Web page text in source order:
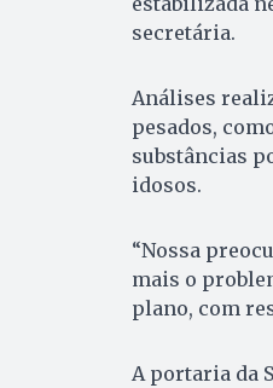
secretária.
Análises
pesados,
substâncias
idosos.
“Nossa
mais o
plano, com
A portaria da